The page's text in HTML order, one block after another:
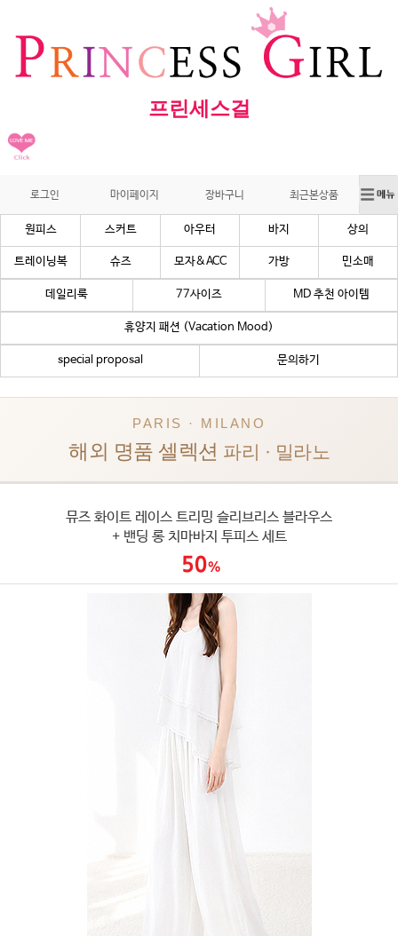
프린세스걸
로그인 마이페이지 장바구니 최근본상품
원피스 스커트 아우터 바지 상의
트레이닝복 슈즈 모자&ACC 가방 민소매
데일리룩 77사이즈 MD 추천 아이템
휴양지 패션 (Vacation Mood)
special proposal 문의하기
PARIS · MILANO
해외 명품 셀렉션 파리 · 밀라노
뮤즈 화이트 레이스 트리밍 슬리브리스 블라우스
+ 밴딩 롱 치마바지 투피스 세트